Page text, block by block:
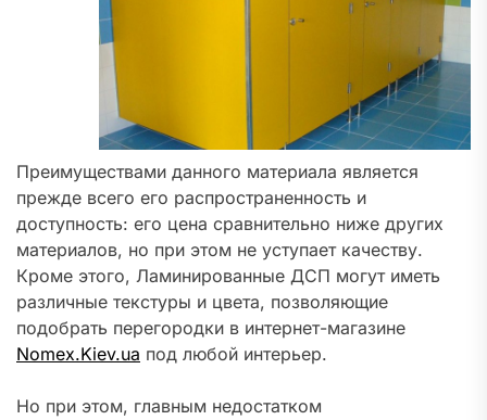
Преимуществами данного материала является
прежде всего его распространенность и
доступность: его цена сравнительно ниже других
материалов, но при этом не уступает качеству.
Кроме этого, Ламинированные ДСП могут иметь
различные текстуры и цвета, позволяющие
подобрать перегородки в интернет-магазине
Nomex.Kiev.ua под любой интерьер.
Но при этом, главным недостатком